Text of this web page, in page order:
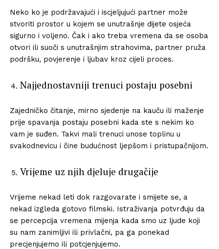
Neko ko je podržavajući i iscjeljujući partner može
stvoriti prostor u kojem se unutrašnje dijete osjeća
sigurno i voljeno. Čak i ako treba vremena da se osoba
otvori ili suoči s unutrašnjim strahovima, partner pruža
podršku, povjerenje i ljubav kroz cijeli proces.
Najjednostavniji trenuci postaju posebni
Zajedničko čitanje, mirno sjedenje na kauču ili maženje
prije spavanja postaju posebni kada ste s nekim ko
vam je suđen. Takvi mali trenuci unose toplinu u
svakodnevicu i čine budućnost ljepšom i pristupačnijom.
Vrijeme uz njih djeluje drugačije
Vrijeme nekad leti dok razgovarate i smijete se, a
nekad izgleda gotovo filmski. Istraživanja potvrđuju da
se percepcija vremena mijenja kada smo uz ljude koji
su nam zanimljivi ili privlačni, pa ga ponekad
precjenjujemo ili potcjenjujemo.